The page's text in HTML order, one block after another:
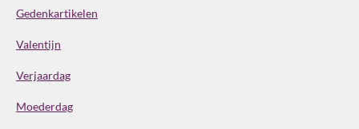
Gedenkartikelen
Valentijn
Verjaardag
Moederdag